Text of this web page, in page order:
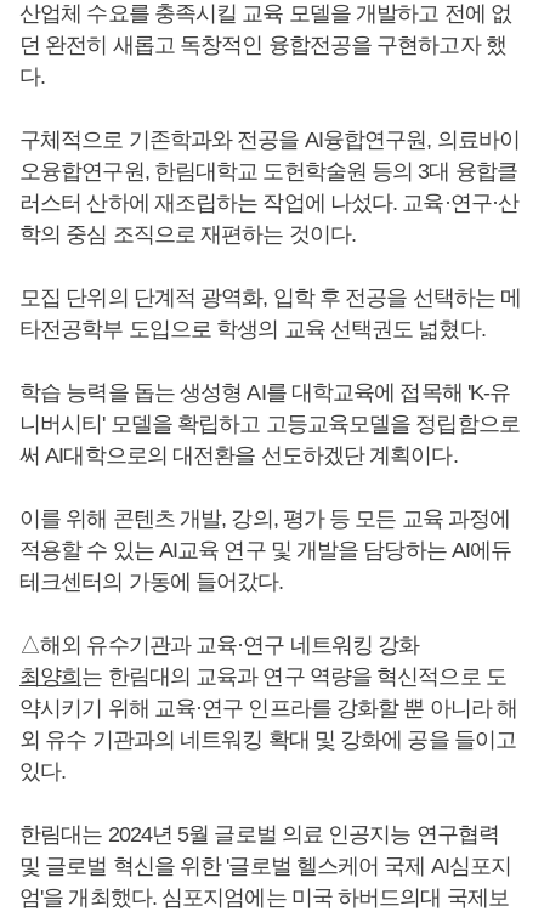
산업체 수요를 충족시킬 교육 모델을 개발하고 전에 없
던 완전히 새롭고 독창적인 융합전공을 구현하고자 했
다.
구체적으로 기존학과와 전공을 AI융합연구원, 의료바이
오융합연구원, 한림대학교 도헌학술원 등의 3대 융합클
러스터 산하에 재조립하는 작업에 나섰다. 교육·연구·산
학의 중심 조직으로 재편하는 것이다.
모집 단위의 단계적 광역화, 입학 후 전공을 선택하는 메
타전공학부 도입으로 학생의 교육 선택권도 넓혔다.
학습 능력을 돕는 생성형 AI를 대학교육에 접목해 'K-유
니버시티' 모델을 확립하고 고등교육모델을 정립함으로
써 AI대학으로의 대전환을 선도하겠단 계획이다.
이를 위해 콘텐츠 개발, 강의, 평가 등 모든 교육 과정에
적용할 수 있는 AI교육 연구 및 개발을 담당하는 AI에듀
테크센터의 가동에 들어갔다.
△해외 유수기관과 교육·연구 네트워킹 강화
최양희 는 한림대의 교육과 연구 역량을 혁신적으로 도
약시키기 위해 교육·연구 인프라를 강화할 뿐 아니라 해
외 유수 기관과의 네트워킹 확대 및 강화에 공을 들이고
있다.
한림대는 2024년 5월 글로벌 의료 인공지능 연구협력
및 글로벌 혁신을 위한 '글로벌 헬스케어 국제 AI심포지
엄'을 개최했다. 심포지엄에는 미국 하버드의대 국제보